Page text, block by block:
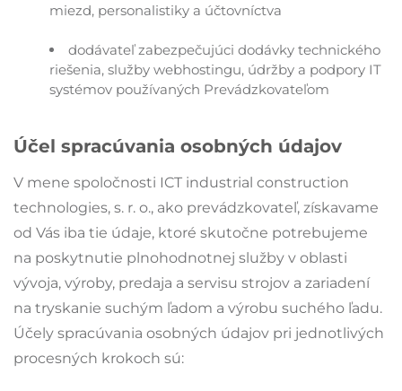
miezd, personalistiky a účtovníctva
dodávateľ zabezpečujúci dodávky technického
riešenia, služby webhostingu, údržby a podpory IT
systémov používaných Prevádzkovateľom
Účel spracúvania osobných údajov
V mene spoločnosti ICT industrial construction
technologies, s. r. o., ako prevádzkovateľ, získavame
od Vás iba tie údaje, ktoré skutočne potrebujeme
na poskytnutie plnohodnotnej služby v oblasti
vývoja, výroby, predaja a servisu strojov a zariadení
na tryskanie suchým ľadom a výrobu suchého ľadu.
Účely spracúvania osobných údajov pri jednotlivých
procesných krokoch sú: